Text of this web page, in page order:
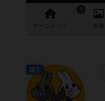
ゲーム 画像
国王